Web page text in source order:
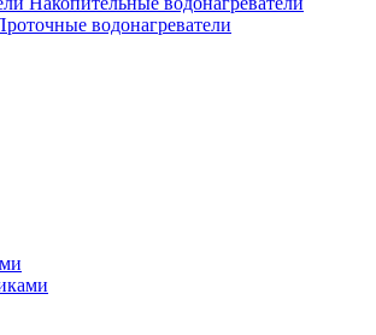
водонагреватели